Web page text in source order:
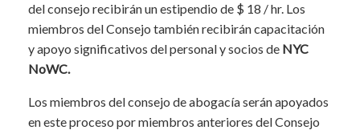
del consejo recibirán un estipendio de $ 18 / hr. Los
miembros del Consejo también recibirán capacitación
y apoyo significativos del personal y socios de NYC
NoWC.
Los miembros del consejo de abogacía serán apoyados
en este proceso por miembros anteriores del Consejo